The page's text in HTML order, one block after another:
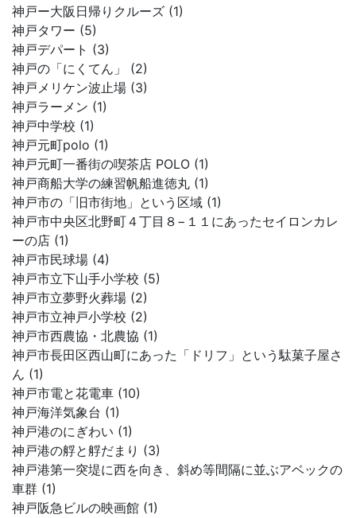
神戸ー大阪日帰りクルーズ (1)
神戸タワー (5)
神戸デパート (3)
神戸の「にくてん」 (2)
神戸メリケン波止場 (3)
神戸ラーメン (1)
神戸中学校 (1)
神戸元町polo (1)
神戸元町一番街の喫茶店 POLO (1)
神戸商船大学の練習帆船進徳丸 (1)
神戸市の「旧市街地」という区域 (1)
神戸市中央区北野町４丁目８−１１にあったセイロンカレ
ーの店 (1)
神戸市民球場 (4)
神戸市立下山手小学校 (5)
神戸市立夢野火葬場 (2)
神戸市立神戸小学校 (2)
神戸市西農協・北農協 (1)
神戸市長田区西山町にあった「ドリフ」という駄菓子屋さ
ん (1)
神戸市電と花電車 (10)
神戸海洋気象台 (1)
神戸港のにぎわい (1)
神戸港の艀と艀だまり (3)
神戸港第一突堤に西を向き、斜め等間隔に並ぶアベックの
車群 (1)
神戸阪急ビルの映画館 (1)